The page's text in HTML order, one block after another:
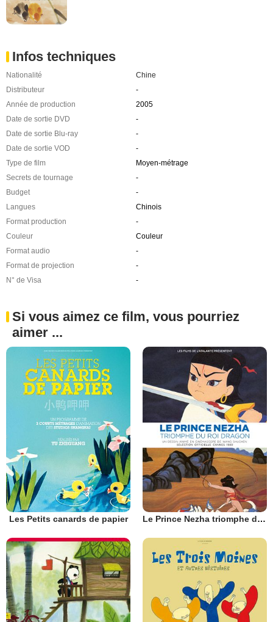
Infos techniques
Nationalité
Chine
Distributeur
-
Année de production
2005
Date de sortie DVD
-
Date de sortie Blu-ray
-
Date de sortie VOD
-
Type de film
Moyen-métrage
Secrets de tournage
-
Budget
-
Langues
Chinois
Format production
-
Couleur
Couleur
Format audio
-
Format de projection
-
N° de Visa
-
Si vous aimez ce film, vous pourriez
aimer ...
Les Petits canards de papier Le Prince Nezha triomphe du Roi Dragon